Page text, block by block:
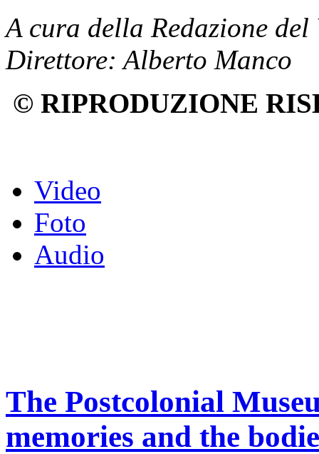
A cura della Redazione del
Direttore: Alberto Manco
© RIPRODUZIONE
Video
Foto
Audio
The Postcolonial
memories and the